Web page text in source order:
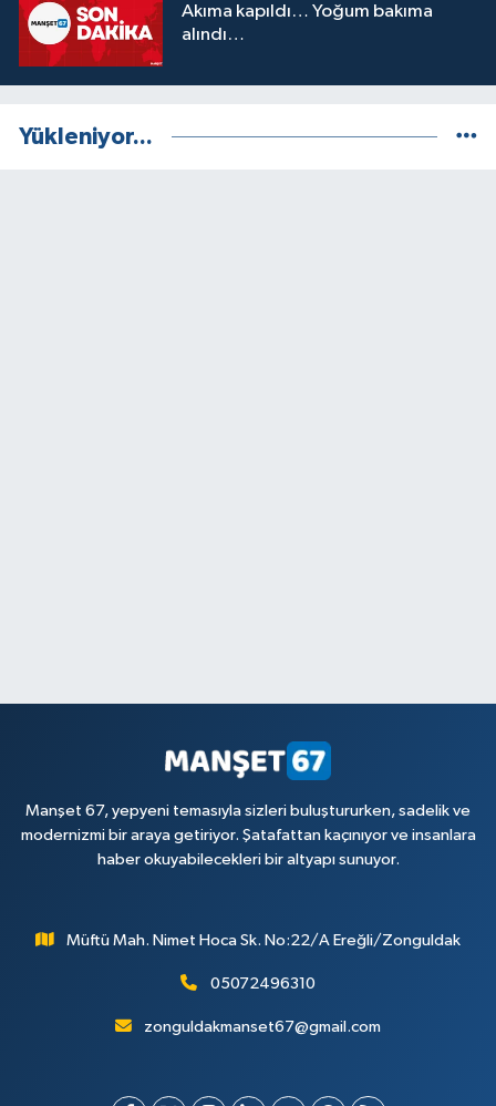
Akıma kapıldı… Yoğum bakıma
alındı…
Yükleniyor...
Manşet 67, yepyeni temasıyla sizleri buluştururken, sadelik ve
modernizmi bir araya getiriyor. Şatafattan kaçınıyor ve insanlara
haber okuyabilecekleri bir altyapı sunuyor.
Müftü Mah. Nimet Hoca Sk. No:22/A Ereğli/Zonguldak
05072496310
zonguldakmanset67@gmail.com